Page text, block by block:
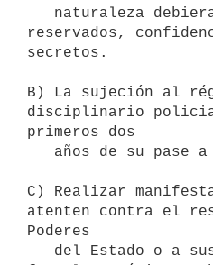
reservados,
secretos.
B) La sujeción al
disciplinario
primeros dos
C) Realizar
atenten contra el
Poderes